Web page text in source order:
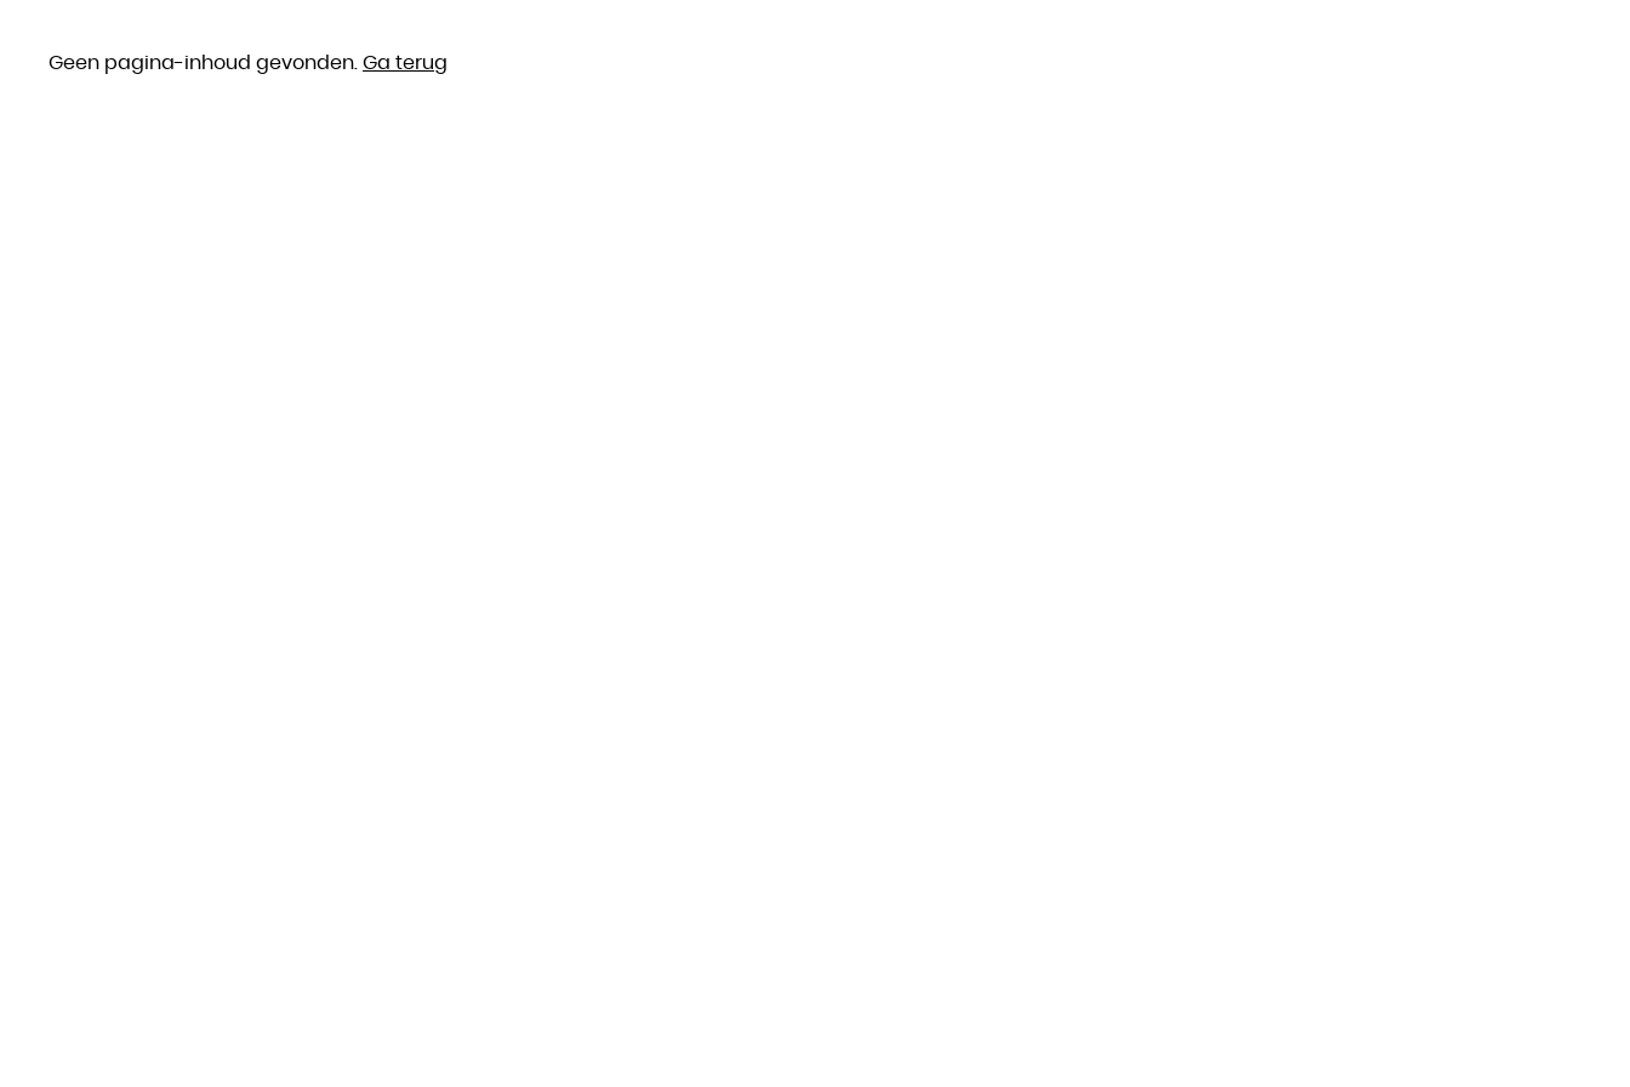
Geen pagina-inhoud gevonden. Ga terug